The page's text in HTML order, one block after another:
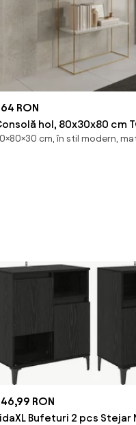
RON
hol, 80x30x80 cm
(Culoare: Alb /
cm, în stil modern,
RON
Bufeturi 2 pcs Stejar